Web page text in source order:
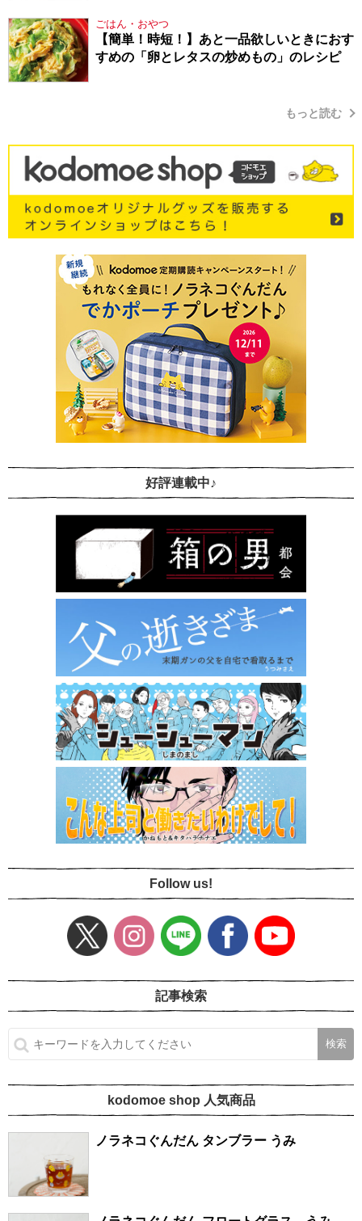
ごはん・おやつ
【簡単！時短！】あと一品欲しいときにおす
すめの「卵とレタスの炒めもの」のレシピ
もっと読む
好評連載中♪
Follow us!
記事検索
kodomoe shop 人気商品
ノラネコぐんだん タンブラー うみ